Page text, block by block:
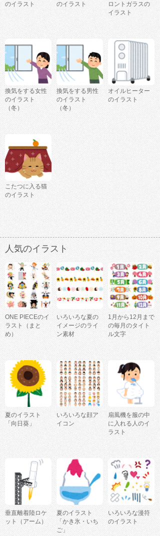
のイラスト
のイラスト
ロントガラスの
イラスト
換気をする女性
のイラスト
（冬）
換気をする男性
のイラスト
（冬）
オイルヒーター
のイラスト
こたつに入る猫
のイラスト
人気のイラスト
ONE PIECEのイ
ラスト（まと
め）
いろいろな夏の
イメージのライ
ン素材
1月から12月まで
の毎月のタイト
ル文字
夏のイラスト
「向日葵」
いろいろな顔ア
イコン
扇風機を服の中
に入れる人のイ
ラスト
垂直離着陸ロケ
ット（アーム）
夏のイラスト
「かき氷・いち
ご」
いろいろな漫符
のイラスト